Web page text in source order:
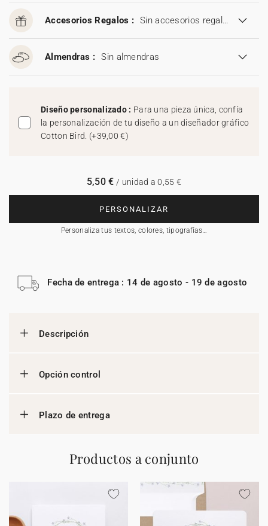
Accesorios Regalos : Sin accesorios regalos
Almendras : Sin almendras
Diseño personalizado : Para una pieza única, confía
la personalización de tu diseño a un diseñador gráfico
Cotton Bird. (+39,00 €)
PERSONALIZAR
Personaliza tus textos, colores, tipografías…
5,50 € / unidad a 0,55 €
Fecha de entrega : 14 de agosto - 19 de agosto
Descripción
Opción control
Plazo de entrega
Productos a conjunto